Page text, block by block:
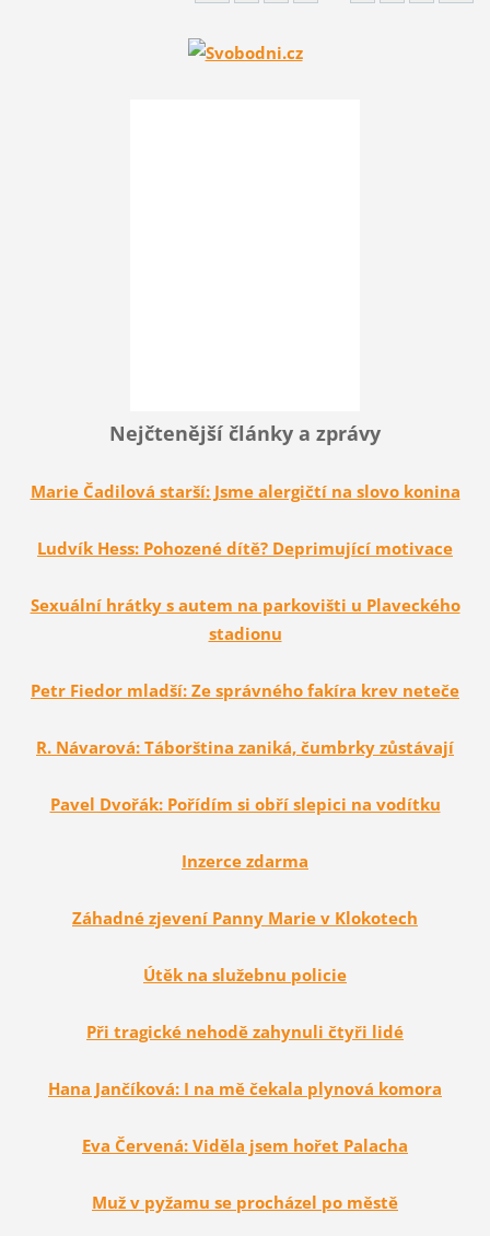
Nejčtenější články a zprávy
Marie Čadilová starší: Jsme alergičtí na slovo konina
Ludvík Hess: Pohozené dítě? Deprimující motivace
Sexuální hrátky s autem na parkovišti u Plaveckého
stadionu
Petr Fiedor mladší: Ze správného fakíra krev neteče
R. Návarová: Táborština zaniká, čumbrky zůstávají
Pavel Dvořák: Pořídím si obří slepici na vodítku
Inzerce zdarma
Záhadné zjevení Panny Marie v Klokotech
Útěk na služebnu policie
Při tragické nehodě zahynuli čtyři lidé
Hana Jančíková: I na mě čekala plynová komora
Eva Červená: Viděla jsem hořet Palacha
Muž v pyžamu se procházel po městě